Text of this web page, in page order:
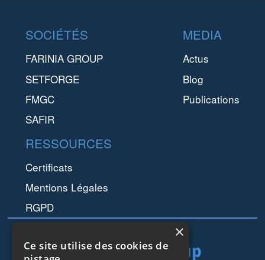
Footer
SOCIÉTÉS
FARINIA GROUP
SETFORGE
FMGC
SAFIR
MEDIA
Actus
Blog
Publications
RESSOURCES
Certificats
Mentions Légales
RGPD
Ce site utilise des cookies de
×